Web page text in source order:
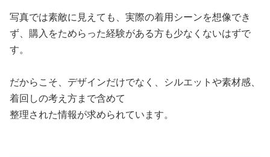
写真では素敵に見えても、実際の着用シーンを想像でき
ず、購入をためらった経験がある方も少なくないはずで
す。
だからこそ、デザインだけでなく、シルエットや素材感、
着回しの考え方まで含めて
整理された情報が求められています。